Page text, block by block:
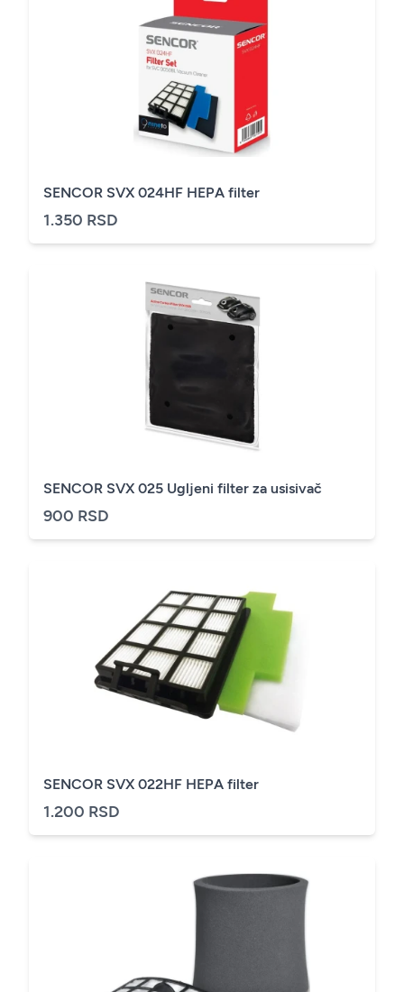
SENCOR SVX 024HF HEPA filter
1.350 RSD
SENCOR SVX 025 Ugljeni filter za usisivač
900 RSD
SENCOR SVX 022HF HEPA filter
1.200 RSD